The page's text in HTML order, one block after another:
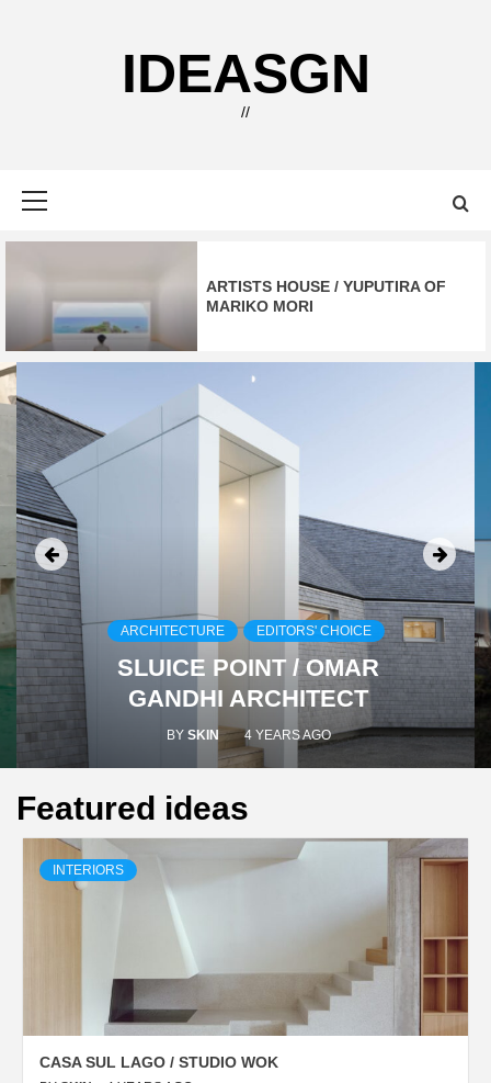
IDEASGN
//
ARTISTS HOUSE / YUPUTIRA OF
MARIKO MORI
ARCHITECTURE EDITORS' CHOICE
SLUICE POINT / OMAR
GANDHI ARCHITECT
BY SKIN 4 YEARS AGO
Featured ideas
INTERIORS
CASA SUL LAGO / STUDIO WOK